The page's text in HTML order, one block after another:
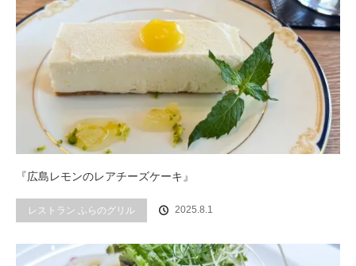
『広島レモンのレアチーズケーキ』
レストラン ふらのグリル 2025.8.1